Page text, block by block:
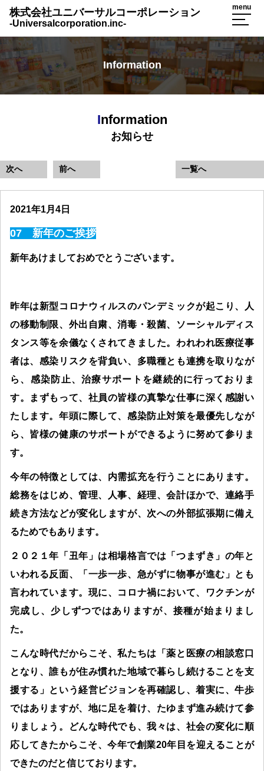
株式会社ユニバーサルコーポレーション
‐Universalcorporation.inc‐
menu
Information
Information
お知らせ
次へ 前へ 一覧へ
2021年1月4日
07 新年のご挨拶
新年あけましておめでとうございます。
昨年は新型コロナウィルスのパンデミックが起こり、人
の移動制限、外出自粛、消毒・殺菌、ソーシャルディス
タンス等を余儀なくされてきました。われわれ医療従事
者は、感染リスクを背負い、多職種とも連携を取りなが
ら、感染防止、治療サポートを継続的に行っておりま
す。まずもって、社員の皆様の真摯な仕事に深く感謝い
たします。年頭に際して、感染防止対策を最優先しなが
ら、皆様の健康のサポートができるように努めて参りま
す。
今年の特徴としては、内需拡充を行うことにあります。
総務をはじめ、管理、人事、経理、会計ほかで、連絡手
続き方法などが変化しますが、次への外部拡張期に備え
るためでもあります。
２０２１年「丑年」は相場格言では「つまずき」の年と
いわれる反面、「一歩一歩、急がずに物事が進む」とも
言われています。現に、コロナ禍において、ワクチンが
完成し、少しずつではありますが、接種が始まりまし
た。
こんな時代だからこそ、私たちは「薬と医療の相談窓口
となり、誰もが住み慣れた地域で暮らし続けることを支
援する」という経営ビジョンを再確認し、着実に、牛歩
ではありますが、地に足を着け、たゆまず進み続けて参
りましょう。どんな時代でも、我々は、社会の変化に順
応してきたからこそ、今年で創業20年目を迎えることが
できたのだと信じております。